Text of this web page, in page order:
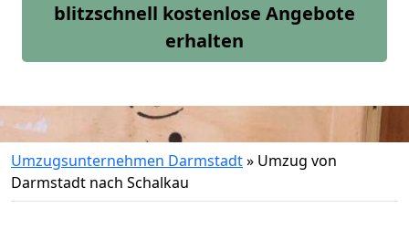
blitzschnell kostenlose Angebote
erhalten
Umzugsunternehmen Darmstadt» Umzug von
Darmstadt nach Schalkau